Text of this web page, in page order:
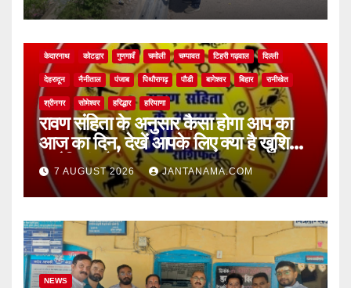
केदारनाथ कोटद्वार गुणगावँ चमोली चम्पावत टिहरी गढ़वाल दिल्ली
देहरादून नैनीताल पंजाब पिथौरागढ़ पौडी बागेश्वर बिहार रानीखेत
श्रीनगर सोमेश्वर हरिद्धार हरियाणा
रावण संहिता के अनुसार कैसा होगा आप का
आज का दिन, देखें आपके लिए क्या है खुशियां,
चुनौतियां और नए अवसर
7 AUGUST 2026 JANTANAMA.COM
NEWS